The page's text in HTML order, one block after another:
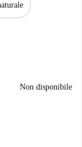
Non disponibile